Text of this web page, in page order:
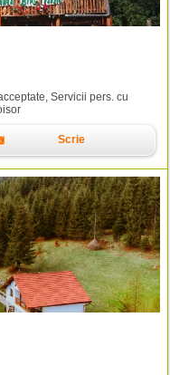
Servicii pers. cu
Scrie